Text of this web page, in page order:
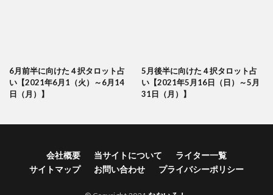
6月前半に向けた４択タロット占
い【2021年6月1（火）～6月14
日（月）】
5月後半に向けた４択タロット占
い【2021年5月16日（日）～5月
31日（月）】
会社概要 当サイトについて
ライター一覧
サイトマップ
お問い合わせ プライバシーポリシー